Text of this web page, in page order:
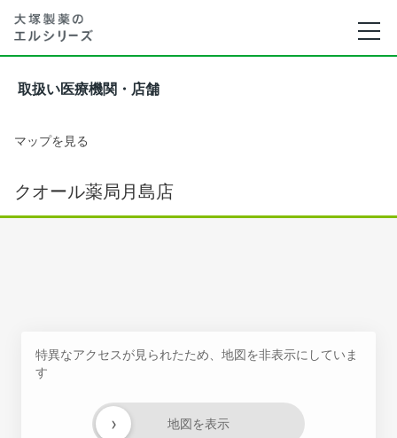
取扱い医療機関・店舗
マップを見る
クオール薬局月島店
特異なアクセスが見られたため、地図を非表示にしていま
す
地図を表示
›